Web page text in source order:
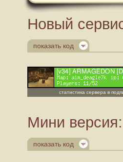
Новый
показать код
статистика сервера в
Мини версия:
показать код